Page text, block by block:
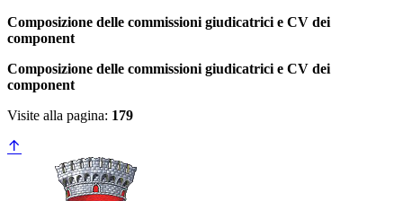
Composizione delle commissioni giudicatrici e CV dei
component
Composizione delle commissioni giudicatrici e CV dei
component
Visite alla pagina: 179